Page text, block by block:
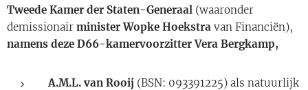
Tweede Kamer der Staten-Generaal (waaronder
demissionair minister Wopke Hoekstra van Financiën),
namens deze D66-kamervoorzitterVera Bergkamp,
A.M.L. van Rooij (BSN: 093391225) als natuurlijk